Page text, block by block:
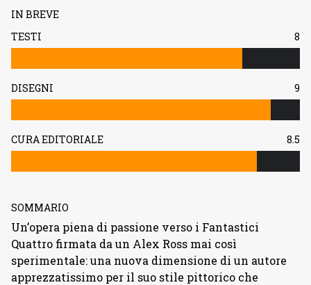
IN BREVE
TESTI
8
DISEGNI 9
CURA EDITORIALE 8.5
SOMMARIO
Un’opera piena di passione verso i Fantastici
Quattro firmata da un Alex Ross mai così
sperimentale: una nuova dimensione di un autore
apprezzatissimo per il suo stile pittorico che